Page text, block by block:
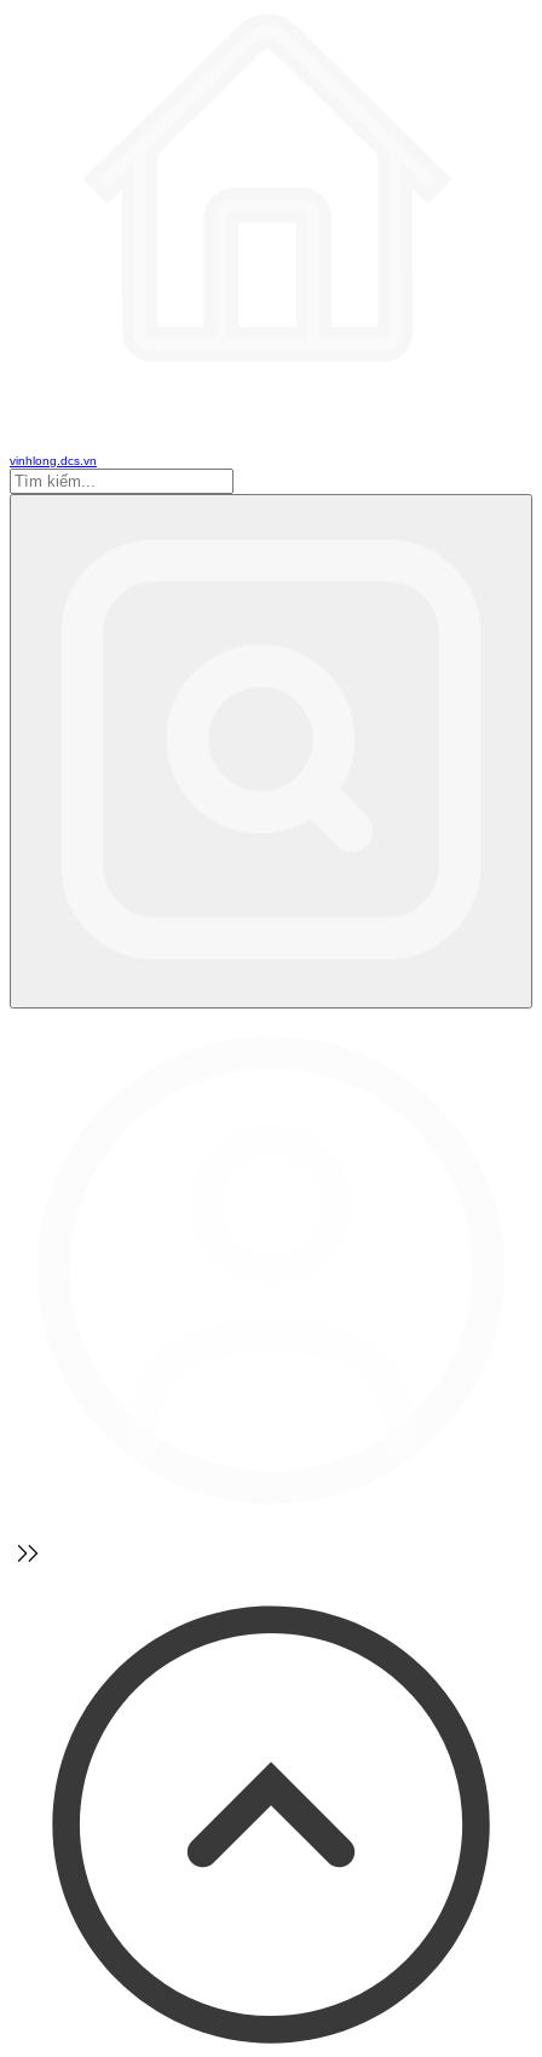
vinhlong.dcs.vn